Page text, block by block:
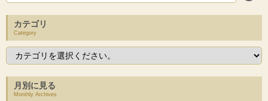
カテゴリ
Category
月別に見る
Monthly Archives